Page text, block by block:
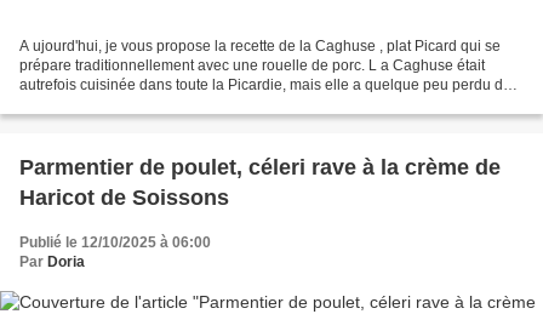
A ujourd'hui, je vous propose la recette de la Caghuse , plat Picard qui se
prépare traditionnellement avec une rouelle de porc. L a Caghuse était
autrefois cuisinée dans toute la Picardie, mais elle a quelque peu perdu de
Parmentier de poulet, céleri rave à la crème de
Haricot de Soissons
Publié le 12/10/2025 à 06:00
Par Doria